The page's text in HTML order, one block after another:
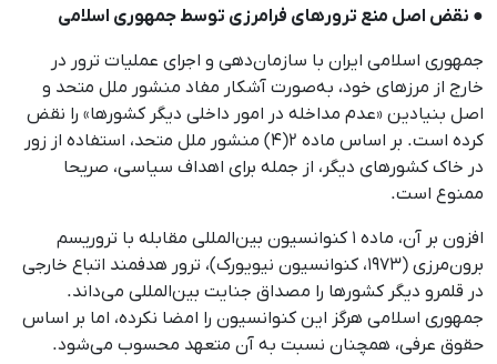
● نقض اصل منع ترورهای فرامرزی توسط جمهوری اسلامی
جمهوری اسلامی ایران با سازمان‌دهی و اجرای عملیات ترور در
خارج از مرزهای خود، به‌صورت آشکار مفاد منشور ملل متحد و
اصل بنیادین «عدم مداخله در امور داخلی دیگر کشورها» را نقض
کرده است. بر اساس ماده ۲(۴) منشور ملل متحد، استفاده از زور
در خاک کشورهای دیگر، از جمله برای اهداف سیاسی، صریحا
ممنوع است.
افزون بر آن، ماده ۱ کنوانسیون بین‌المللی مقابله با تروریسم
برون‌مرزی (۱۹۷۳، کنوانسیون نیویورک)، ترور هدفمند اتباع خارجی
در قلمرو دیگر کشورها را مصداق جنایت بین‌المللی می‌داند.
جمهوری اسلامی هرگز این کنوانسیون را امضا نکرده، اما بر اساس
حقوق عرفی، همچنان نسبت به آن متعهد محسوب می‌شود.